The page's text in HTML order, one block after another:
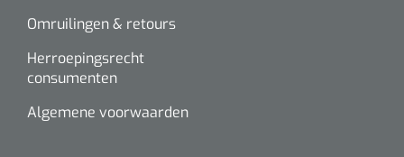
Omruilingen & retours
Herroepingsrecht
consumenten
Algemene voorwaarden